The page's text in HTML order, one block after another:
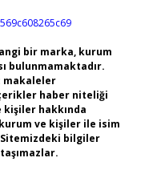
bir marka, kurum
bulunmamaktadır.
makaleler
haber niteliği
kişiler hakkında
ve kişiler ile isim
bilgiler